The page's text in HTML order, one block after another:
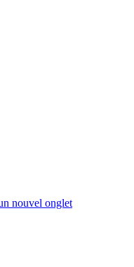
nouvel onglet